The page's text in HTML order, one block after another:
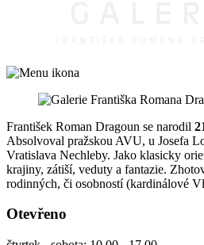
František Roman Dragoun se narodil
Absolvoval pražskou AVU, u Josefa
Vratislava Nechleby. Jako klasicky
krajiny, zátiší, veduty a fantazie.
rodinných, či osobností (kardinálové
Otevřeno